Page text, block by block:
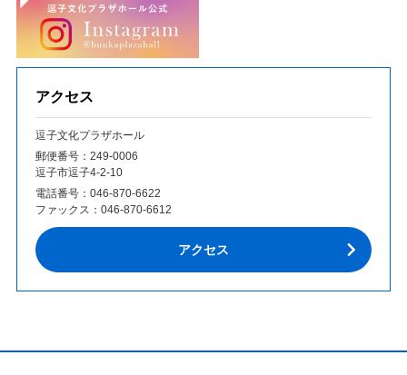
アクセス
逗子文化プラザホール
郵便番号：249‐0006
逗子市逗子4-2-10
電話番号： 046-870-6622
ファックス： 046-870-6612
アクセス